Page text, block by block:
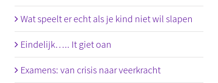
Wat speelt er echt als je kind niet wil slapen
Eindelijk….. It giet oan
Examens: van crisis naar veerkracht